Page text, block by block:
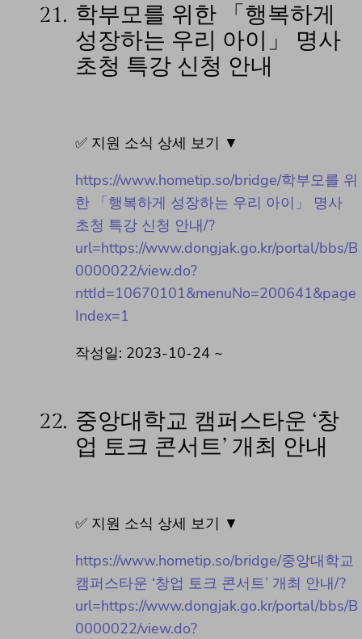
21. 학부모를 위한 「행복하게
성장하는 우리 아이」 명사
초청 특강 신청 안내
✅ 지원 소식 상세 보기 ▼
https://www.hometip.so/bridge/학부모를 위
한 「행복하게 성장하는 우리 아이」 명사
초청 특강 신청 안내/?
url=https://www.dongjak.go.kr/portal/bbs/B
0000022/view.do?
nttId=10670101&menuNo=200641&page
Index=1
작성일: 2023-10-24 ~
22. 중앙대학교 캠퍼스타운 ‘창
업 토크 콘서트’ 개최 안내
✅ 지원 소식 상세 보기 ▼
https://www.hometip.so/bridge/중앙대학교
캠퍼스타운 ‘창업 토크 콘서트’ 개최 안내/?
url=https://www.dongjak.go.kr/portal/bbs/B
0000022/view.do?